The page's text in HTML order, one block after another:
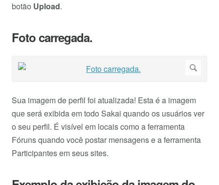
botão Upload.
Foto carregada.
Sua imagem de perfil foi atualizada! Esta é a imagem
que será exibida em todo Sakai quando os usuários ver
o seu perfil. É visível em locais como a ferramenta
Fóruns quando você postar mensagens e a ferramenta
Participantes em seus sites.